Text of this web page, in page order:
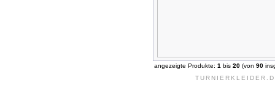
angezeigte Produkte: 1 bis 20(von 90